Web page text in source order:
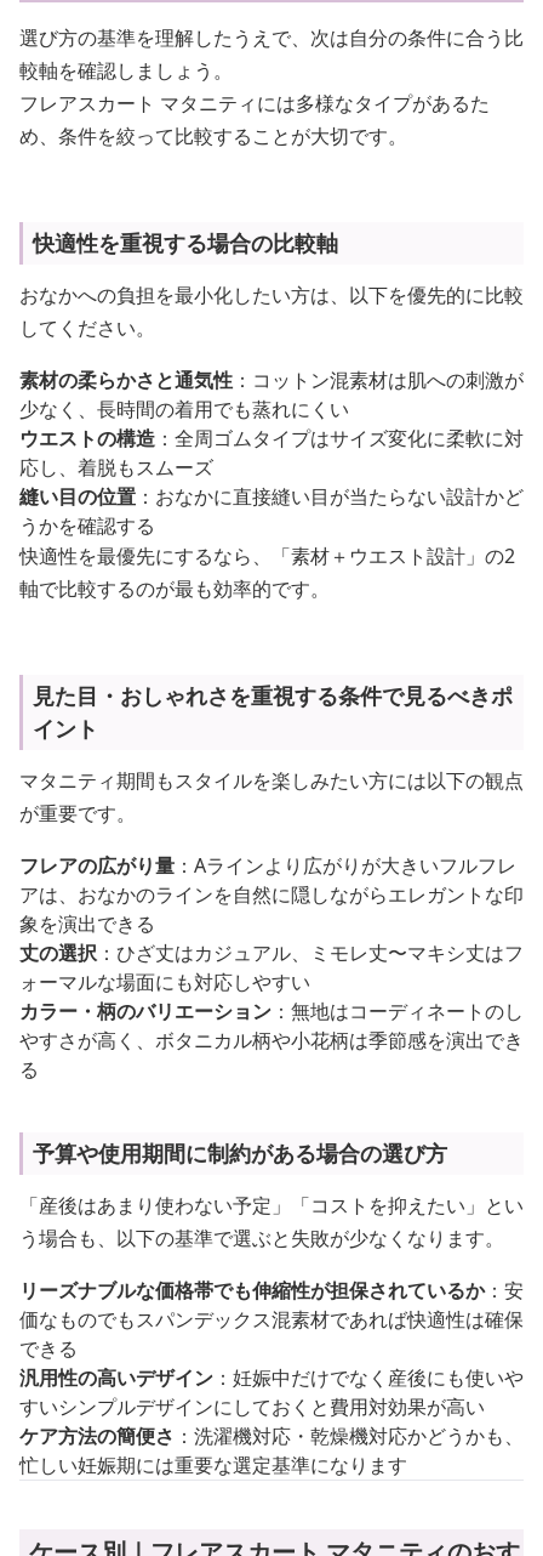
選び方の基準を理解したうえで、次は自分の条件に合う比
較軸を確認しましょう。
フレアスカート マタニティには多様なタイプがあるた
め、条件を絞って比較することが大切です。
快適性を重視する場合の比較軸
おなかへの負担を最小化したい方は、以下を優先的に比較
してください。
素材の柔らかさと通気性 ：コットン混素材は肌への刺激が
少なく、長時間の着用でも蒸れにくい
ウエストの構造 ：全周ゴムタイプはサイズ変化に柔軟に対
応し、着脱もスムーズ
縫い目の位置 ：おなかに直接縫い目が当たらない設計かど
うかを確認する
快適性を最優先にするなら、「素材＋ウエスト設計」の2
軸で比較するのが最も効率的です。
見た目・おしゃれさを重視する条件で見るべきポ
イント
マタニティ期間もスタイルを楽しみたい方には以下の観点
が重要です。
フレアの広がり量 ：Aラインより広がりが大きいフルフレ
アは、おなかのラインを自然に隠しながらエレガントな印
象を演出できる
丈の選択 ：ひざ丈はカジュアル、ミモレ丈〜マキシ丈はフ
ォーマルな場面にも対応しやすい
カラー・柄のバリエーション ：無地はコーディネートのし
やすさが高く、ボタニカル柄や小花柄は季節感を演出でき
る
予算や使用期間に制約がある場合の選び方
「産後はあまり使わない予定」「コストを抑えたい」とい
う場合も、以下の基準で選ぶと失敗が少なくなります。
リーズナブルな価格帯でも伸縮性が担保されているか：安
価なものでもスパンデックス混素材であれば快適性は確保
できる
汎用性の高いデザイン ：妊娠中だけでなく産後にも使いや
すいシンプルデザインにしておくと費用対効果が高い
ケア方法の簡便さ ：洗濯機対応・乾燥機対応かどうかも、
忙しい妊娠期には重要な選定基準になります